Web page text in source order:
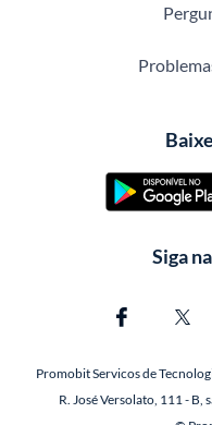
Siga
Promobit Servicos de
R. José Versolato, 111 - B,